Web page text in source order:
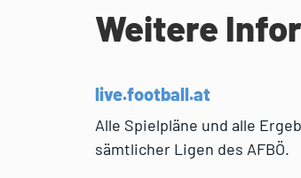
Weitere
live.football.at
Alle Spielpläne und alle
sämtlicher Ligen des AFBÖ.